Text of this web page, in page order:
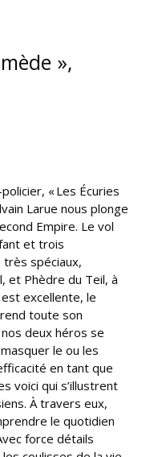
»,
« Les Écuries
Larue nous plonge
Empire. Le vol
et trois
spéciaux,
et Phèdre du Teil, à
excellente, le
toute son
deux héros se
le ou les
en tant que
voici qui s’illustrent
À travers eux,
le quotidien
force détails